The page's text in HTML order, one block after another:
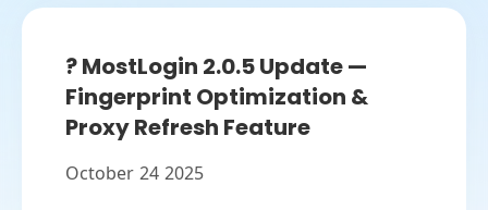
? MostLogin 2.0.5 Update —
Fingerprint Optimization &
Proxy Refresh Feature
October 24 2025